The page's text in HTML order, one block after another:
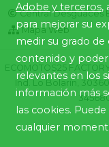
Central Desguaces
Mapa Web
ECOMOTOS25
Ind. Lo Bolarín,
Adobe y terceros,
para mejorar su
medir su grado
contenido y
relevantes en los
información más
las cookies.
cualquier